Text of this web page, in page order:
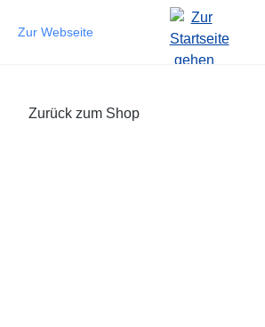
Zum Hauptinhalt springen
Zur Webseite
Zurück zum Shop